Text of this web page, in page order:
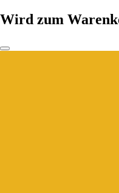
Wird zum